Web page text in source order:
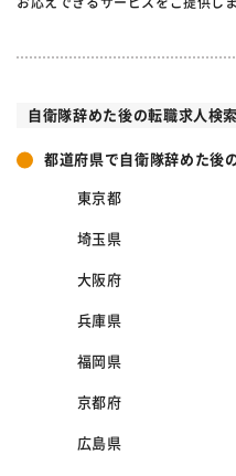
自衛隊辞めた後の転職求人検索
都道府県で自衛隊辞めた後
東京都
埼玉県
大阪府
兵庫県
福岡県
京都府
広島県